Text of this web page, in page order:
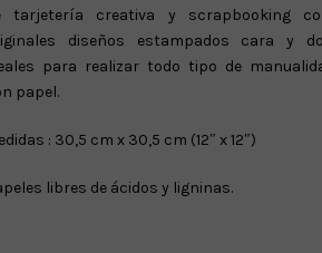
era:
€ 4.90.
es:
€ 2.50.
tarjetería creativa y scrapbooking
diseños estampados cara y
para realizar todo tipo de
papel.
: 30,5 cm x 30,5 cm (12″ x 12″)
libres de ácidos y ligninas.